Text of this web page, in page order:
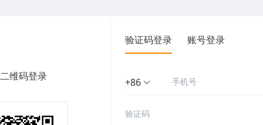
维码登录
验证码登录 账号登录
+86